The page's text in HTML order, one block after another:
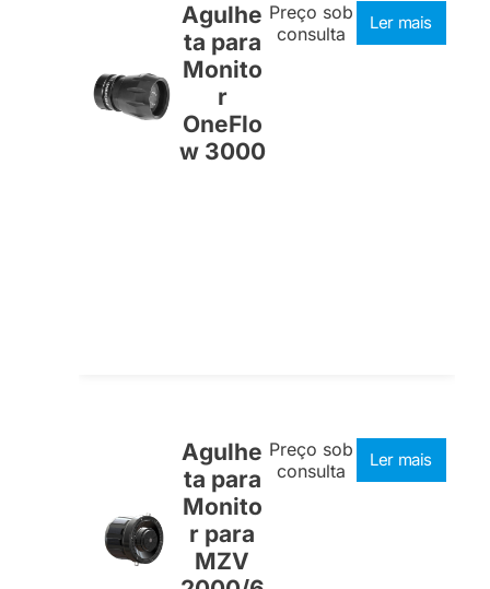
Agulhe
ta para
Monito
r
OneFlo
w 3000
Preço sob
consulta
Ler mais
Agulhe
ta para
Monito
r para
MZV
Preço sob
consulta
Ler mais